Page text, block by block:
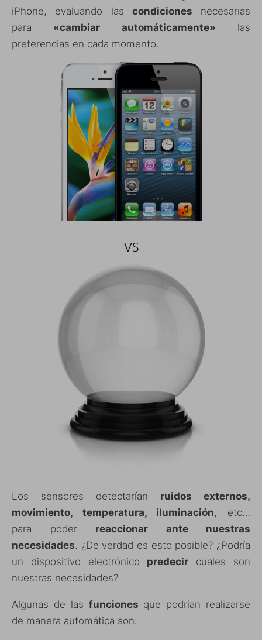
iPhone, evaluando las condiciones necesarias
para «cambiar automáticamente» las
preferencias en cada momento.
VS
Los sensores detectarían ruidos externos,
movimiento, temperatura, iluminación, etc…
para poder reaccionar ante nuestras
necesidades. ¿De verdad es esto posible? ¿Podría
un dispositivo electrónico predecir cuales son
nuestras necesidades?
Algunas de las funciones que podrían realizarse
de manera automática son: